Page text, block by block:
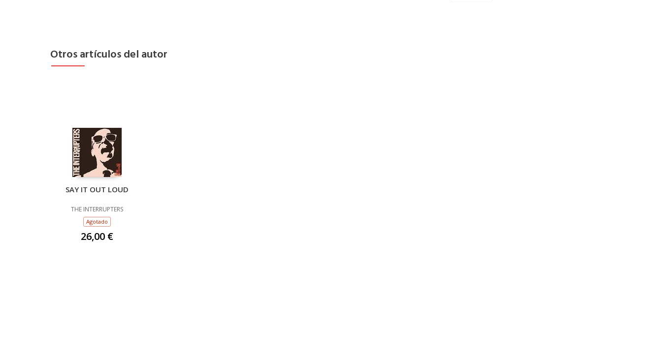
Otros artículos del autor
SAY IT OUT LOUD
THE INTERRUPTERS
Agotado
26,00 €